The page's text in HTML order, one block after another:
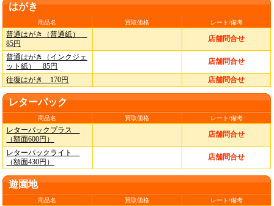
はがき
商品名 買取価格 レート/備考
普通はがき（普通紙）
85円
店舗問合せ
普通はがき（インクジェ
ット紙） 85円
店舗問合せ
往復はがき 170円 店舗問合せ
レターパック
商品名 買取価格 レート/備考
レターパックプラス
（額面600円）
店舗問合せ
レターパックライト
（額面430円）
店舗問合せ
遊園地
商品名 買取価格 レート/備考